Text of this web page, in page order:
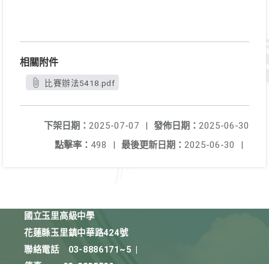
相關附件
比賽辦法5418.pdf
發佈日期： 2025-06-30
下架日期： 2025-07-07
|
最後更新日期： 2025-06-30 |
點擊率： 498 |
國立玉里高級中學
花蓮縣玉里鎮中華路424號
聯絡電話
03-8886171~5